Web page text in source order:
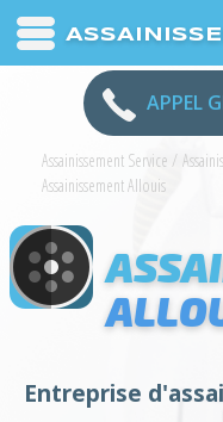
APPEL
Assainissement Service /
Assainissement Allouis
Entreprise